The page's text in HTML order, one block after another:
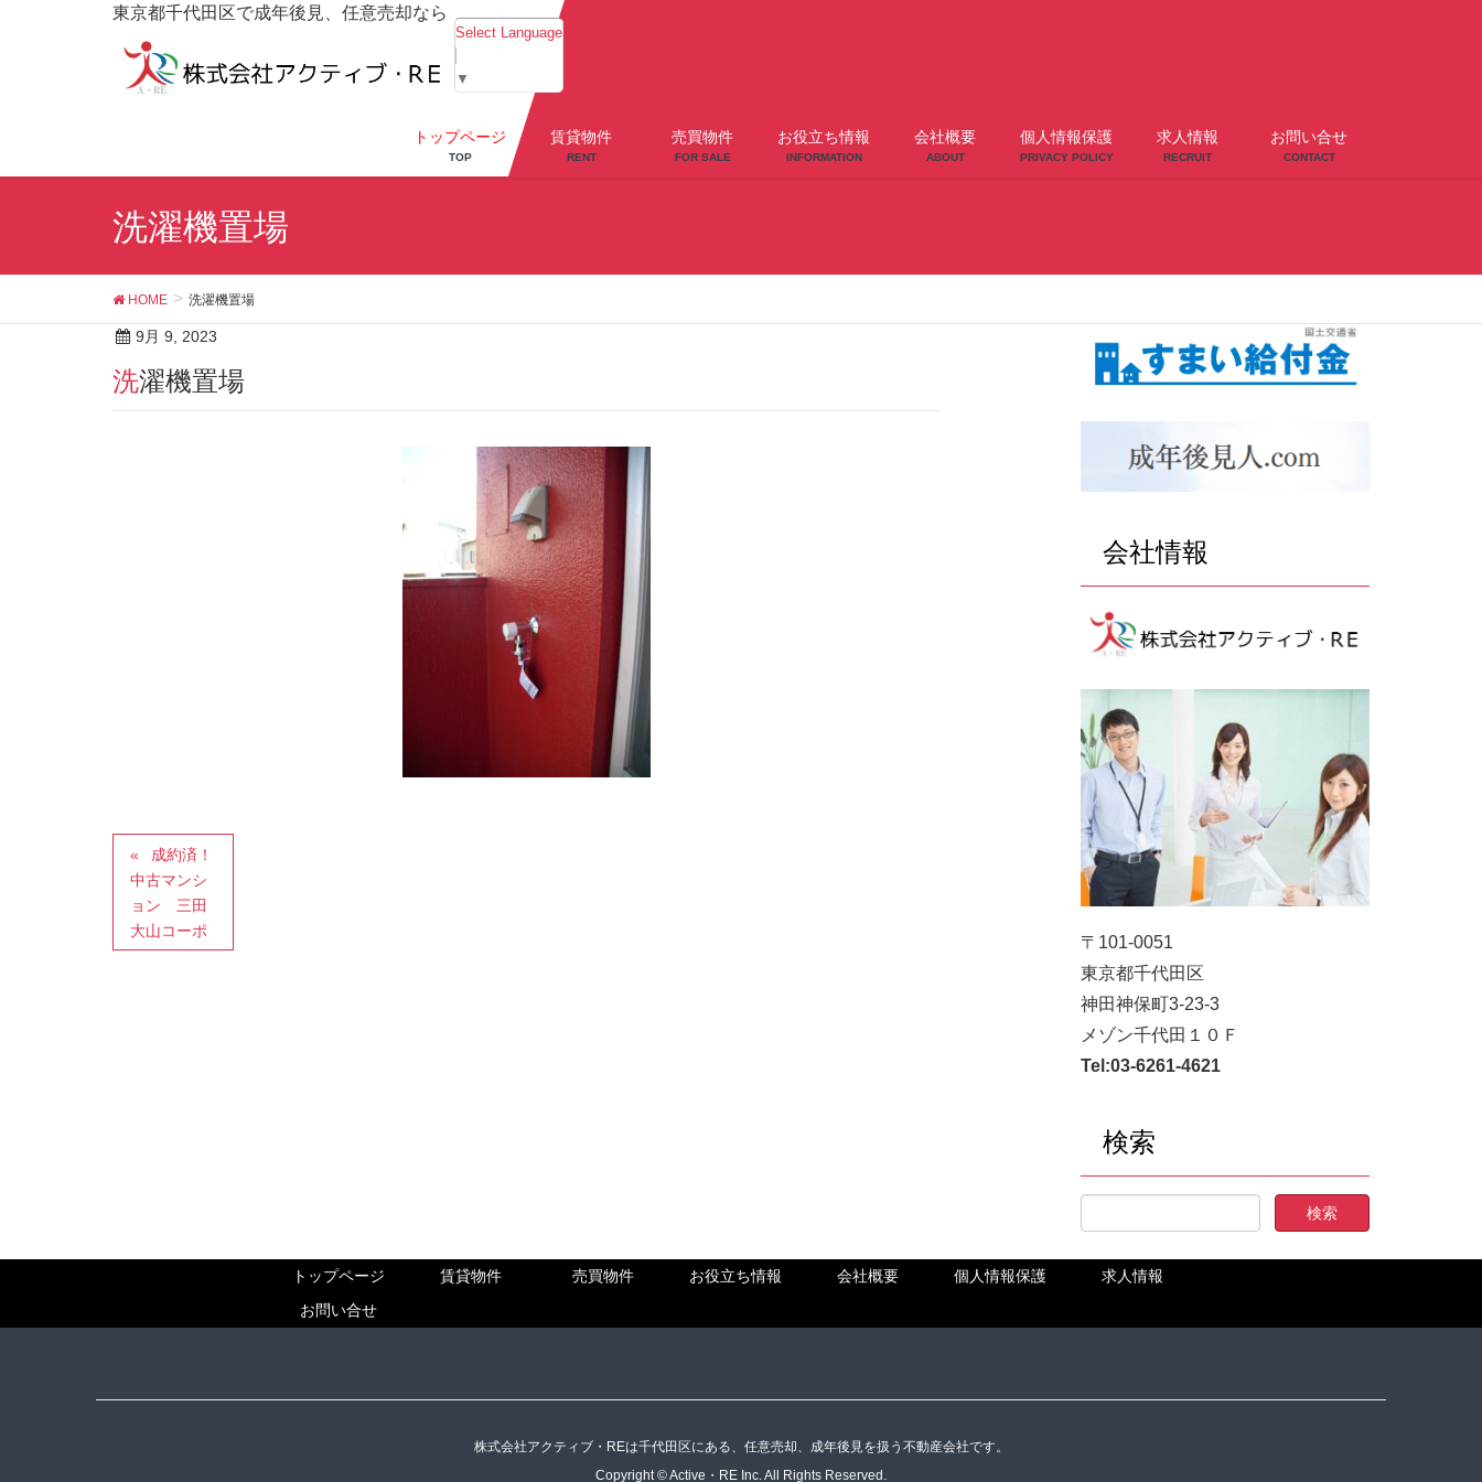
東京都千代田区で成年後見、任意売却なら
Select Language
▼
トップページ
TOP
賃貸物件
RENT
売買物件
FOR SALE
お役立ち情報
INFORMATION
会社概要
ABOUT
個人情報保護
PRIVACY POLICY
求人情報
RECRUIT
お問い合せ
CONTACT
洗濯機置場
HOME 洗濯機置場
9月 9, 2023
洗濯機置場
成約済！
中古マンシ
ョン 三田
大山コーポ
会社情報
〒101-0051
東京都千代田区
神田神保町3-23-3
メゾン千代田１０Ｆ
Tel:03-6261-4621
検索
トップページ 賃貸物件 売買物件 お役立ち情報 会社概要 個人情報保護
求人情報
お問い合せ
株式会社アクティブ・REは千代田区にある、任意売却、成年後見を扱う不動産会社です。
Copyright © Active・RE Inc. All Rights Reserved.